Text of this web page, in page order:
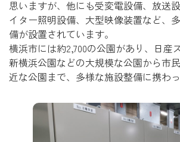
思いますが、他にも受変電設備、放送
イター照明設備、大型映像装置など、
備が設置されています。
横浜市には約2,700の公園があり、日産
新横浜公園などの大規模な公園から市
近な公園まで、多様な施設整備に携わっ